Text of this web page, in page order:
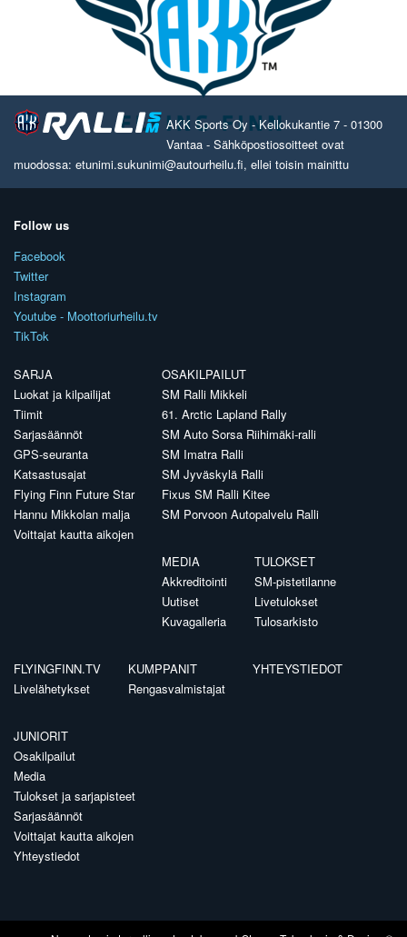
AKK Sports Oy - Kellokukantie 7 - 01300
Vantaa - Sähköpostiosoitteet ovat
muodossa: etunimi.sukunimi@autourheilu.fi, ellei toisin mainittu
Follow us
Facebook
Twitter
Instagram
Youtube - Moottoriurheilu.tv
TikTok
SARJA
Luokat ja kilpailijat
Tiimit
Sarjasäännöt
GPS-seuranta
Katsastusajat
Flying Finn Future Star
Hannu Mikkolan malja
Voittajat kautta aikojen
OSAKILPAILUT
SM Ralli Mikkeli
61. Arctic Lapland Rally
SM Auto Sorsa Riihimäki-ralli
SM Imatra Ralli
SM Jyväskylä Ralli
Fixus SM Ralli Kitee
SM Porvoon Autopalvelu Ralli
MEDIA
Akkreditointi
Uutiset
Kuvagalleria
TULOKSET
SM-pistetilanne
Livetulokset
Tulosarkisto
FLYINGFINN.TV
Livelähetykset
KUMPPANIT
Rengasvalmistajat
YHTEYSTIEDOT
JUNIORIT
Osakilpailut
Media
Tulokset ja sarjapisteet
Sarjasäännöt
Voittajat kautta aikojen
Yhteystiedot